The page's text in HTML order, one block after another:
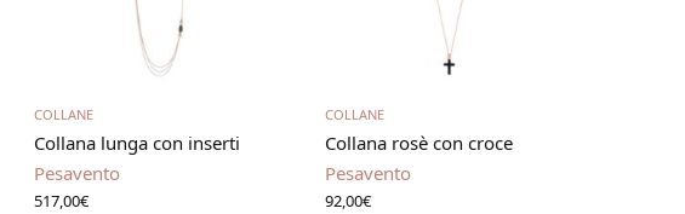
COLLANE
Collana lunga con inserti
Pesavento
517,00€
Aggiungi al carrello
COLLANE
Collana rosè con croce
Pesavento
92,00€